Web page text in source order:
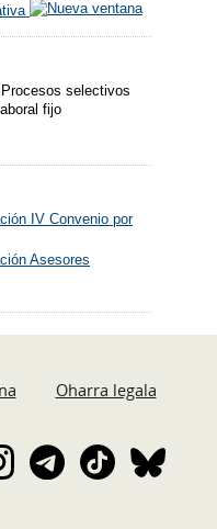
Procesos selectivos
fijo
IV Convenio por
Asesores
Oharra legala